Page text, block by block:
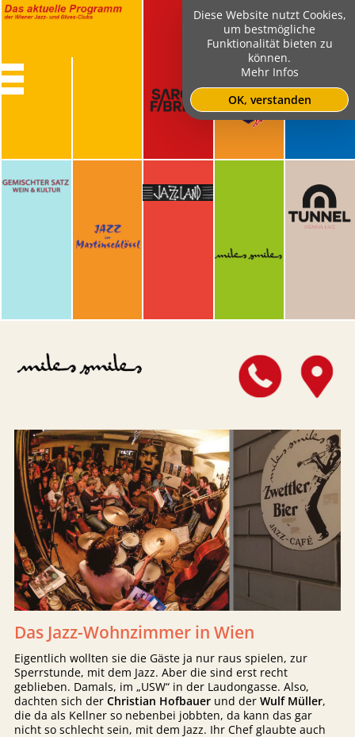
Das Jazz-Wohnzimmer in Wien
Eigentlich wollten sie die Gäste ja nur raus spielen, zur
Sperrstunde, mit dem Jazz. Aber die sind erst recht
geblieben. Damals, im „USW“ in der Laudongasse. Also,
dachten sich der Christian Hofbauerund der Wulf Müller,
die da als Kellner so nebenbei jobbten, da kann das gar
nicht so schlecht sein, mit dem Jazz. Ihr Chef glaubte auch
Diese Website nutzt Cookies,
um bestmögliche
Funktionalität bieten zu
können.
Mehr Infos
OK, verstanden